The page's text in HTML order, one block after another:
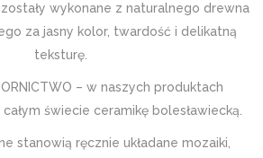
wykonane z naturalnego drewna
za jasny kolor, twardość i delikatną
teksturę.
– w naszych produktach
świecie ceramikę bolesławiecką.
stanowią ręcznie układane mozaiki,